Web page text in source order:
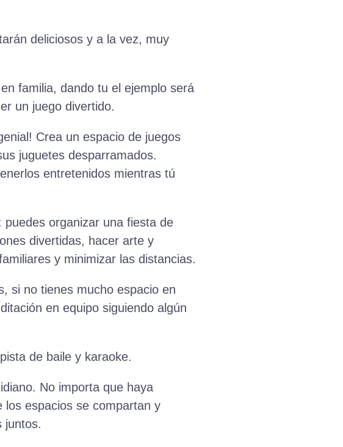
deliciosos y a la vez, muy
familia, dando tu el ejemplo será
un juego divertido.
Crea un espacio de juegos
juguetes desparramados.
entretenidos mientras tú
organizar una fiesta de
divertidas, hacer arte y
y minimizar las distancias.
si no tienes mucho espacio en
en equipo siguiendo algún
de baile y karaoke.
No importa que haya
espacios se compartan y
juntos.